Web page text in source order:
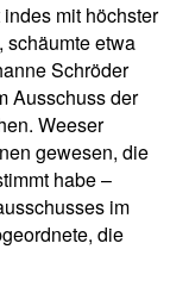
mit höchster
schäumte etwa
Schröder
Ausschuss der
Weeser
gewesen, die
habe –
im
die